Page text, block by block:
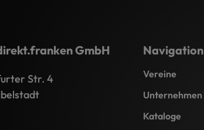
GmbH
Str. 4
Navigation
Vereine
Unternehmen
Kataloge